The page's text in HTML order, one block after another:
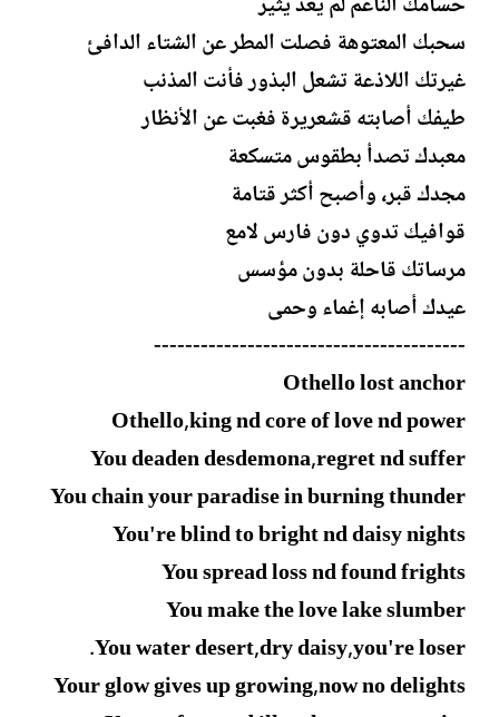
سحبك المعتوهة فصلت المطر عن الشتاء الدافئ
غيرتك اللاذعة تشعل البذور فأنت المذنب
طيفك أصابته قشعريرة فغبت عن الأنظار
معبدك تصدأ بطقوس متسكعة
مجدك قبر، وأصبح أكثر قتامة
قوافيك تدوي دون فارس لامع
مرساتك قاحلة بدون مؤسس
عيدك أصابه إغماء وحمى
----------------------------------------
Othello lost anchor
Othello,king nd core of love nd power
You deaden desdemona,regret nd suffer
You chain your paradise in burning thunder
You're blind to bright nd daisy nights
You spread loss nd found frights
You make the love lake slumber
You water desert,dry daisy,you're loser.
Your glow gives up growing,now no delights